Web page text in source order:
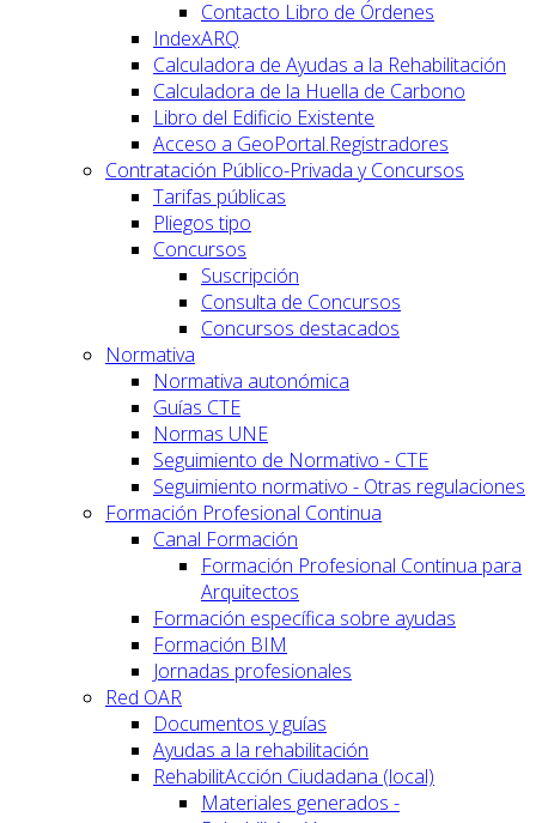
Contacto Libro de Órdenes
IndexARQ
Calculadora de Ayudas a la Rehabilitación
Calculadora de la Huella de Carbono
Libro del Edificio Existente
Acceso a GeoPortal.Registradores
Contratación Público-Privada y Concursos
Tarifas públicas
Pliegos tipo
Concursos
Suscripción
Consulta de Concursos
Concursos destacados
Normativa
Normativa autonómica
Guías CTE
Normas UNE
Seguimiento de Normativo - CTE
Seguimiento normativo - Otras regulaciones
Formación Profesional Continua
Canal Formación
Formación Profesional Continua para
Arquitectos
Formación específica sobre ayudas
Formación BIM
Jornadas profesionales
Red OAR
Documentos y guías
Ayudas a la rehabilitación
RehabilitAcción Ciudadana (local)
Materiales generados -